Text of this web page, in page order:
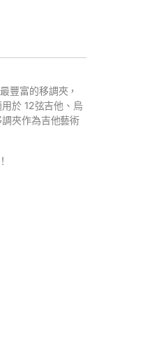
豐富的移調夾，
於 12弦吉他、烏
夾作為吉他藝術